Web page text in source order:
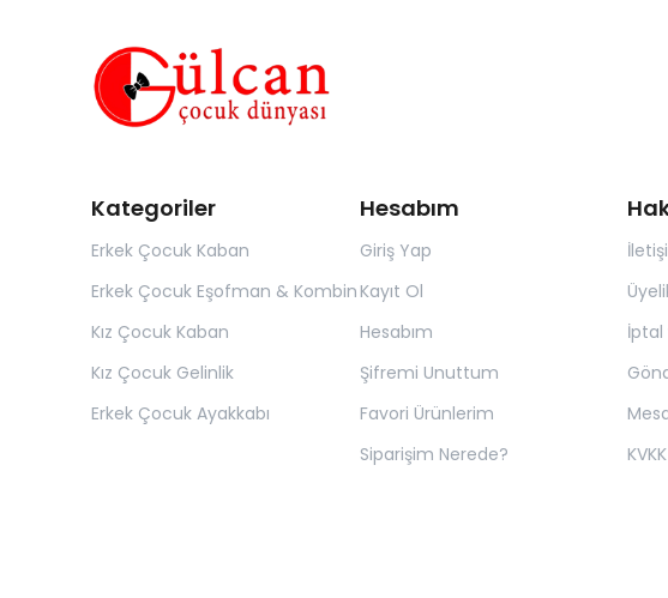
Kategoriler
Erkek Çocuk Kaban
Erkek Çocuk Eşofman & Kombin
Kız Çocuk Kaban
Kız Çocuk Gelinlik
Erkek Çocuk Ayakkabı
Hesabım
Giriş Yap
Kayıt Ol
Hesabım
Şifremi Unuttum
Favori Ürünlerim
Siparişim Nerede?
İptal
KVKK